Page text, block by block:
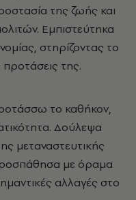
της ζωής και
Εμπιστεύτηκα
στηρίζοντας το
προτάσεις της.
το καθήκον,
Δούλεψα
μεταναστευτικής
με όραμα
αλλαγές στο